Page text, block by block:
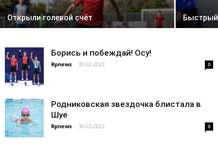
Открыли голевой счёт Быстрый
Борись и побеждай! Осу!
Rpnews - 30.03.2022 0
Родниковская звездочка блистала в
Шуе
Rpnews - 30.03.2022 0